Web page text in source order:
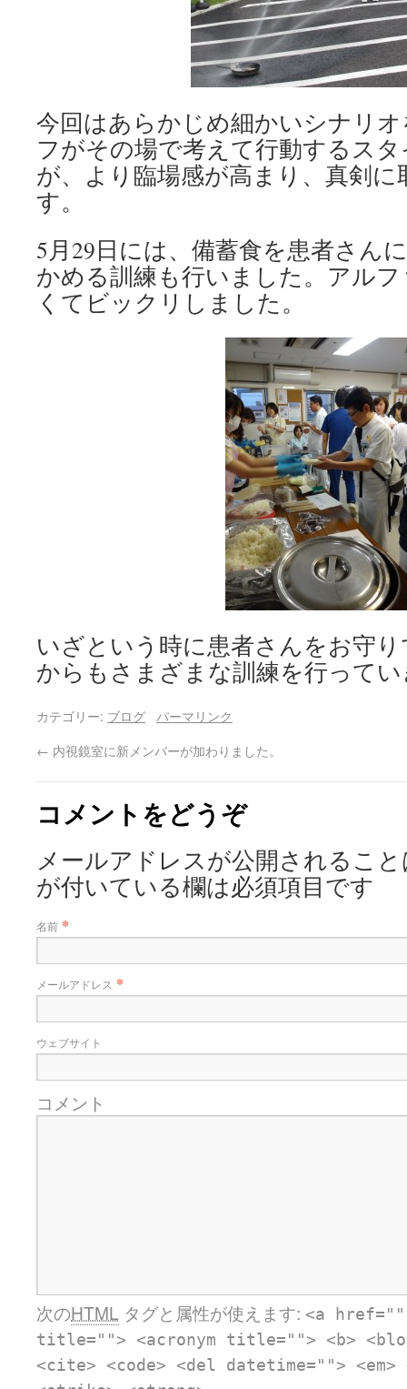
今回はあらかじめ細かいシナリ
フがその場で考えて行動するス
が、より臨場感が高まり、真剣
す。
5月29日には、備蓄食を患者さん
かめる訓練も行いました。アル
くてビックリしました。
いざという時に患者さんをお守
からもさまざまな訓練を行って
カテゴリー: ブログ
パーマリンク
← 内視鏡室に新メンバーが加わりました。
コメントをどうぞ
メールアドレスが公開されるこ
が付いている欄は必須項目です
名前 *
メールアドレス *
ウェブサイト
コメント
次のHTML タグと属性が使えます: <a
title=""> <acronym title=""> <b>
<cite> <code> <del datetime="">